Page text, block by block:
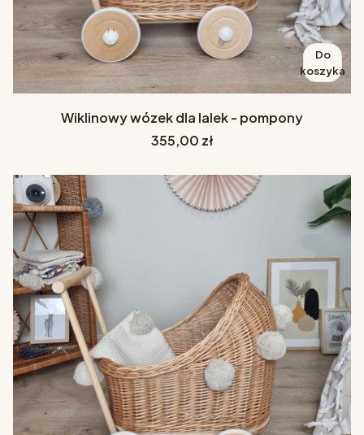
Do
koszyka
Wiklinowy wózek dla lalek - pompony
Cena
355,00 zł